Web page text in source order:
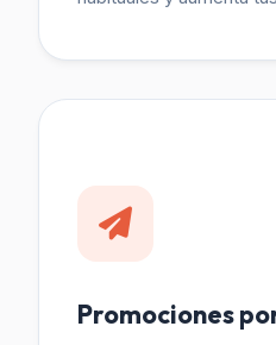
Promociones